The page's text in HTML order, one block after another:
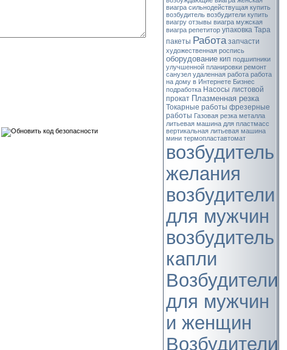
виагра сильнодействущая купить
возбудитель возбудители купить
виагру отзывы виагра мужская
виагра репетитор упаковка Тара
пакеты Работа запчасти
художественная роспись
оборудование кип подшипники
улучшенной планировки ремонт
санузел удаленная работа работа
на дому в Интернете Бизнес
подработка Насосы листовой
прокат Плазменная резка
Токарные работы фрезерные
работы Газовая резка металла
литьевая машина для пластмасс
вертикальная литьевая машина
мини термопластавтомат
возбудитель
желания
возбудители
для мужчин
возбудитель
капли
Возбудители
для мужчин
и женщин
Возбудители